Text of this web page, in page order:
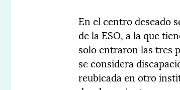
En el centro deseado
de la ESO, a la que
solo entraron las tres
se considera
reubicada en otro